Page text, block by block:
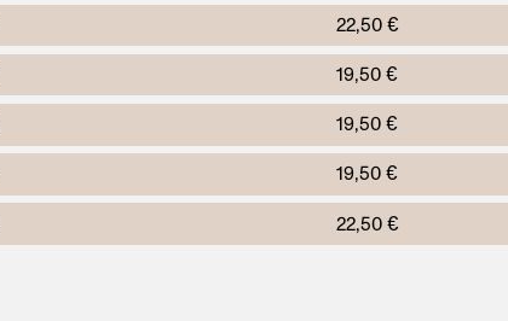
22,50 €
19,50 €
19,50 €
19,50 €
22,50 €